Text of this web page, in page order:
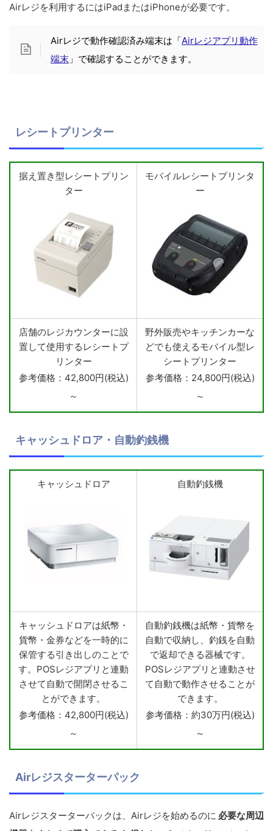
Airレジを利用するにはiPadまたはiPhoneが必要です。
Airレジで動作確認済み端末は「Airレジアプリ動作
端末 」で確認することができます。
レシートプリンター
据え置き型レシートプリン
ター
モバイルレシートプリンタ
ー
店舗のレジカウンターに設
置して使用するレシートプ
リンター
参考価格：42,800円(税込)
～
野外販売やキッチンカーな
どでも使えるモバイル型レ
シートプリンター
参考価格：24,800円(税込)
～
キャッシュドロア・自動釣銭機
キャッシュドロア 自動釣銭機
キャッシュドロアは紙幣・
貨幣・金券などを一時的に
保管する引き出しのことで
す。POSレジアプリと連動
させて自動で開閉させるこ
とができます。
参考価格：42,800円(税込)
～
自動釣銭機は紙幣・貨幣を
自動で収納し、釣銭を自動
で返却できる器械です。
POSレジアプリと連動させ
て自動で動作させることが
できます。
参考価格：約30万円(税込)
～
Airレジスターターパック
Airレジスターターパックは、Airレジを始めるのに 必要な周辺